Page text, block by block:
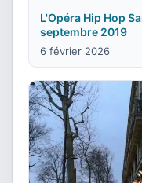
L'Opéra Hip Hop
septembre 2019
6 février 2026